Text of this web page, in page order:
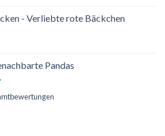
- Verliebte rote Bäckchen
Pandas